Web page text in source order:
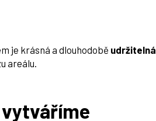
je krásná a dlouhodobě udržitelná
areálu.